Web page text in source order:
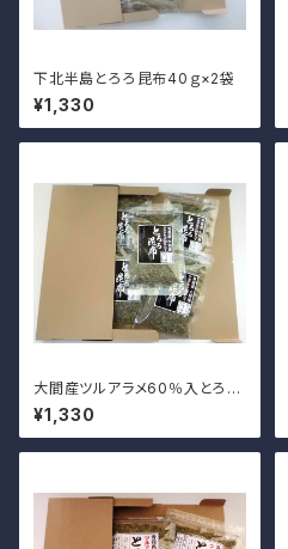
下北半島とろろ昆布40ｇ×2袋
¥1,330
大間産ツルアラメ60％入とろろ
昆布22ｇ×5袋
¥1,330